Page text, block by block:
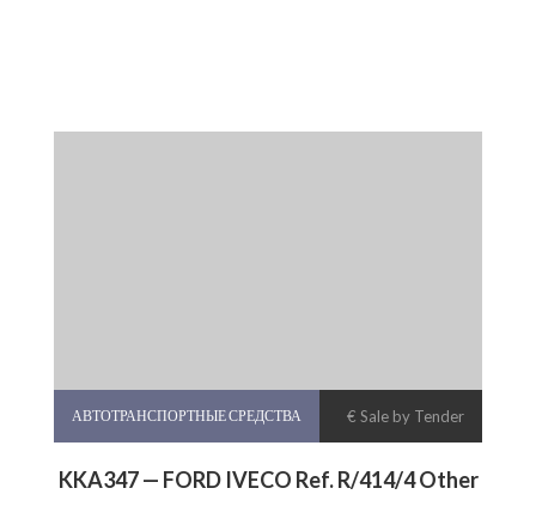
АВТОТРАНСПОРТНЫЕ СРЕДСТВА € Sale by Tender
KKA347 — FORD IVECO Ref. R/414/4 Other